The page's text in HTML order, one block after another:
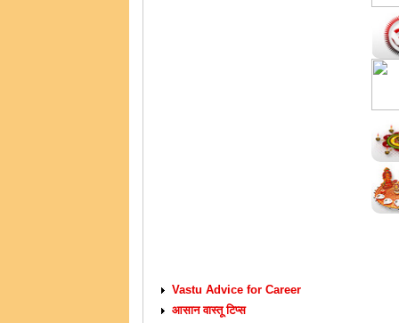
Vastu Advice for Career
आसान वास्तू टिप्स